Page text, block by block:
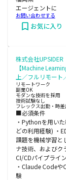
エージェントに
お問い合わせする
お気に入り
株式会社UPSIDER
【Machine
上／フルリモート
リモートワーク
副業OK
モダンな技術を採用
技術試験なし
フレックス出勤・時
■必須条件
・Pythonを用い
どの利用経験) ・
課題を機械学習と
ナ技術、およびク
CI/CDパイプライ
・Claude Code
験